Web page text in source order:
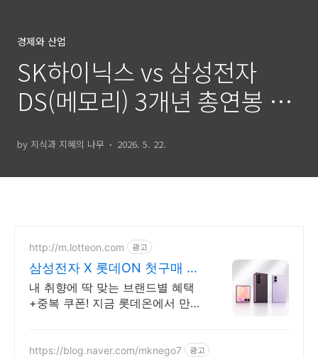
경제와 산업
SK하이닉스 vs 삼성전자
DS(메모리) 3개년 총연봉 비
by 지식과 지혜의 나무 2026. 5. 22.
http://m.lotteon.com 광고
삼성전자 X 롯데ON 첫구매 최
대 5천원 혜택!
내 취향에 딱 맞는 브랜드별 혜택
+중복 쿠폰! 지금 롯데온에서 만나
https://blog.naver.com/mknego7 광고